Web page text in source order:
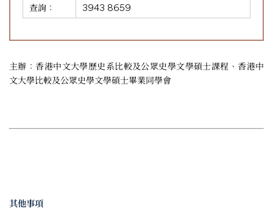
查詢：
3943 8659
主辦：香港中文大學歷史系比較及公眾史學文學碩士課程、香港中
文大學比較及公眾史學文學碩士畢業同學會
其他事項